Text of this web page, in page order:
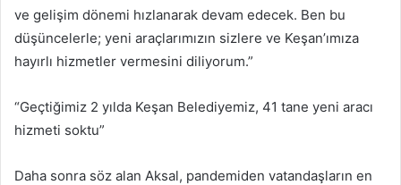
ve gelişim dönemi hızlanarak devam edecek. Ben bu
düşüncelerle; yeni araçlarımızın sizlere ve Keşan’ımıza
hayırlı hizmetler vermesini diliyorum.”
“Geçtiğimiz 2 yılda Keşan Belediyemiz, 41 tane yeni aracı
hizmeti soktu”
Daha sonra söz alan Aksal, pandemiden vatandaşların en